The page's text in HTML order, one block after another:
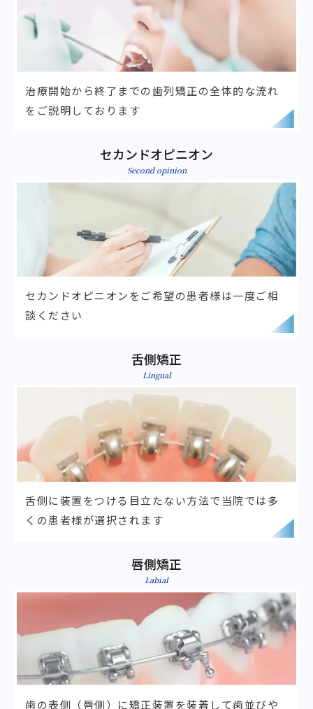
治療開始から終了までの歯列矯正の全体的な流れ
をご説明しております
セカンドオピニオン
Second opinion
セカンドオピニオンをご希望の患者様は一度ご相
談ください
舌側矯正
Lingual
舌側に装置をつける目立たない方法で 当院では多
くの患者様が選択されます
唇側矯正
Labial
歯の表側（唇側）に矯正装置を装着して歯並びや